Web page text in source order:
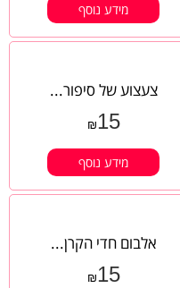
מידע נוסף
צעצוע של סיפור...
₪15
מידע נוסף
אלבום חדי הקרן...
₪15